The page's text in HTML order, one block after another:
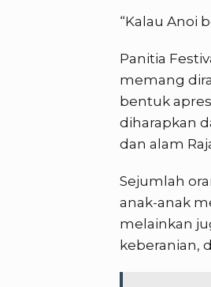
“Kalau Anoi
Panitia
memang
bentuk
diharapkan
dan alam
Sejumlah
anak-anak
melainkan
keberanian,